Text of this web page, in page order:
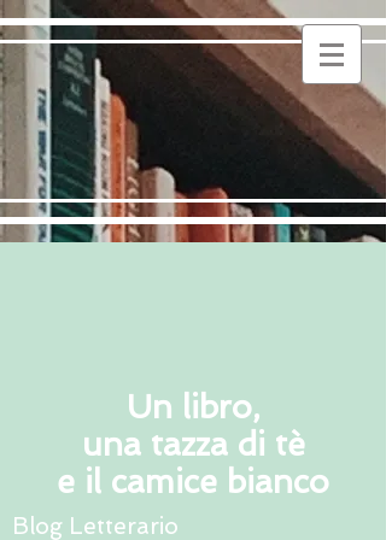
Un libro,
una tazza di tè
e il camice bianco
Blog Letterario